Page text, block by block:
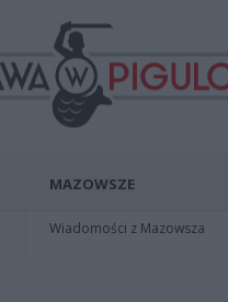
MAZOWSZE
Wiadomości z Mazowsza